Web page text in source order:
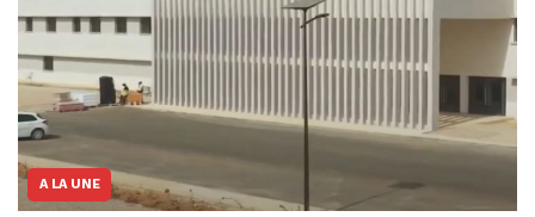
A LA UNE